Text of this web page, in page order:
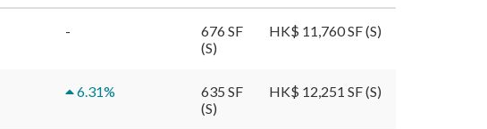
-
676 SF
(S)
HK$ 11,760 SF (S)
6.31%
635 SF
(S)
HK$ 12,251 SF (S)